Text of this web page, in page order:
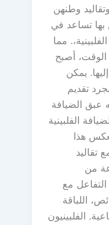
وطنهن
بها تساعد في
مما
أصبح
يمكن
تقديم
عبق الضيافة
الفلبينية
هذا
تقاليد
من
مع
اللباقة
الفلبينيون